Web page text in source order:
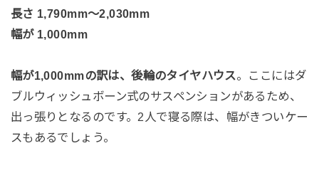
長さ 1,790mm〜2,030mm
幅が 1,000mm
幅が1,000mmの訳は、後輪のタイヤハウス 。ここにはダ
ブルウィッシュボーン式のサスペンションがあるため、
出っ張りとなるのです。2人で寝る際は、幅がきついケー
スもあるでしょう。